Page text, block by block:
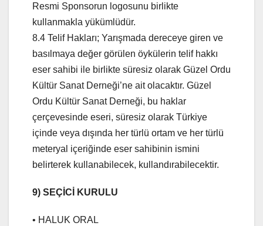
Resmi Sponsorun logosunu birlikte
kullanmakla yükümlüdür.
8.4 Telif Hakları; Yarışmada dereceye giren ve
basılmaya değer görülen öykülerin telif hakkı
eser sahibi ile birlikte süresiz olarak Güzel Ordu
Kültür Sanat Derneği’ne ait olacaktır. Güzel
Ordu Kültür Sanat Derneği, bu haklar
çerçevesinde eseri, süresiz olarak Türkiye
içinde veya dışında her türlü ortam ve her türlü
meteryal içeriğinde eser sahibinin ismini
belirterek kullanabilecek, kullandırabilecektir.
9) SEÇİCİ KURULU
• HALUK ORAL